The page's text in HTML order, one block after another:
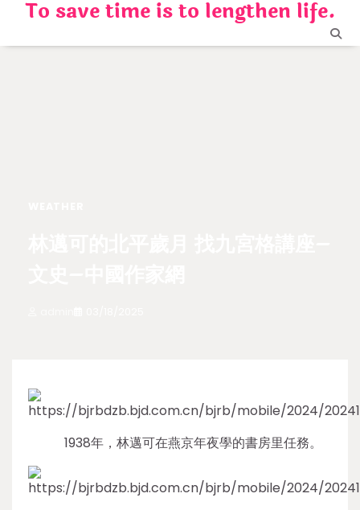
content
To save time is to lengthen life.
1938年，林邁可在燕京年夜學的書房里任務。